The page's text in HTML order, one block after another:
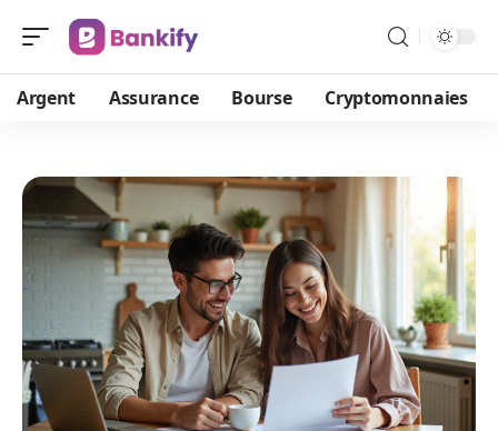
Argent Assurance Bourse Cryptomonnaies